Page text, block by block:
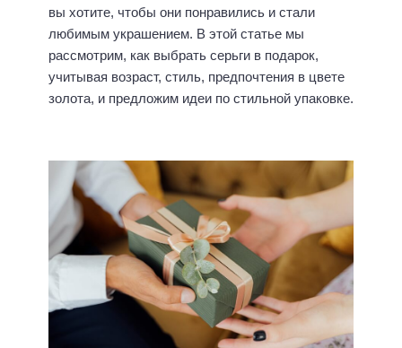
вы хотите, чтобы они понравились и стали
любимым украшением. В этой статье мы
рассмотрим, как выбрать серьги в подарок,
учитывая возраст, стиль, предпочтения в цвете
золота, и предложим идеи по стильной упаковке.